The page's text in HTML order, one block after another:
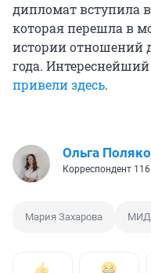
дипломат вступила
которая перешла в
истории отношений
года. Интереснейший
привели здесь.
Ольга
Корреспондент
Мария Захарова МИД